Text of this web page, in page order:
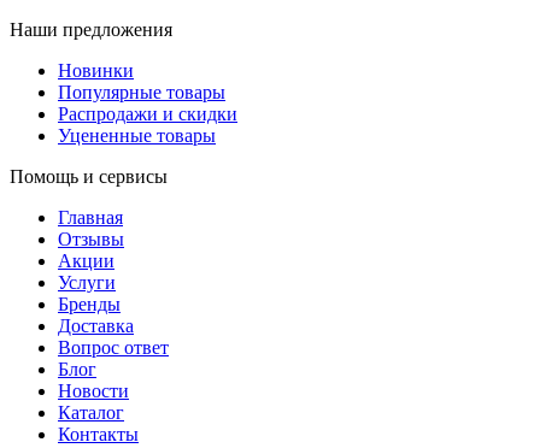
Наши предложения
Новинки
Популярные товары
Распродажи и скидки
Уцененные товары
Помощь и сервисы
Главная
Отзывы
Акции
Услуги
Бренды
Доставка
Вопрос ответ
Блог
Новости
Каталог
Контакты